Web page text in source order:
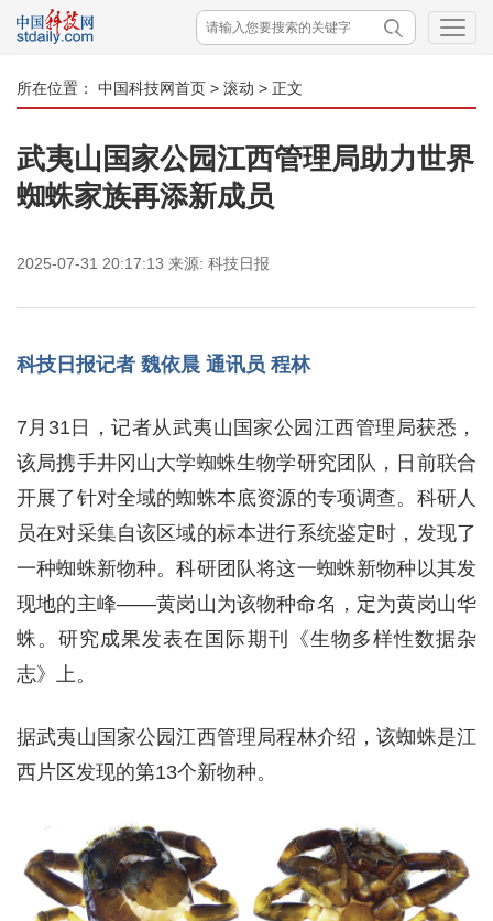
所在位置： 中国科技网首页 > 滚动 > 正文
武夷山国家公园江西管理局助力世界
蜘蛛家族再添新成员
2025-07-31 20:17:13 来源: 科技日报
科技日报记者 魏依晨 通讯员 程林
7月31日，记者从武夷山国家公园江西管理局获悉，
该局携手井冈山大学蜘蛛生物学研究团队，日前联合
开展了针对全域的蜘蛛本底资源的专项调查。科研人
员在对采集自该区域的标本进行系统鉴定时，发现了
一种蜘蛛新物种。科研团队将这一蜘蛛新物种以其发
现地的主峰——黄岗山为该物种命名，定为黄岗山华
蛛。研究成果发表在国际期刊《生物多样性数据杂
志》上。
据武夷山国家公园江西管理局程林介绍，该蜘蛛是江
西片区发现的第13个新物种。